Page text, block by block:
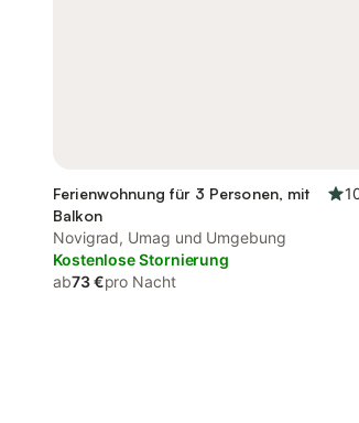
Ferienwohnung für 3 Personen, mit
Balkon
Novigrad, Umag und Umgebung
Kostenlose Stornierung
ab73 €pro Nacht